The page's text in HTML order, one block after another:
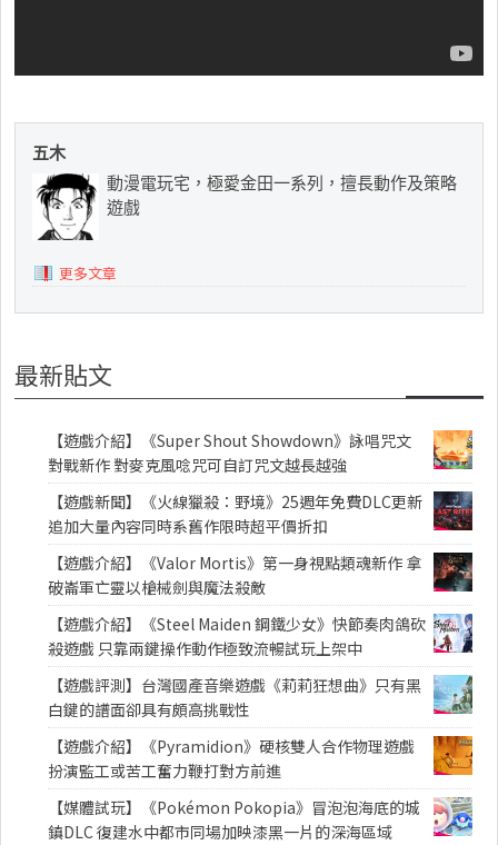
五木
動漫電玩宅，極愛金田一系列，擅長動作及策略
遊戲
更多文章
最新貼文
【遊戲介紹】《Super Shout Showdown》詠唱咒文
對戰新作 對麥克風唸咒可自訂咒文越長越強
【遊戲新聞】《火線獵殺：野境》25週年免費DLC更新
追加大量內容同時系舊作限時超平價折扣
【遊戲介紹】《Valor Mortis》第一身視點類魂新作 拿
破崙軍亡靈以槍械劍與魔法殺敵
【遊戲介紹】《Steel Maiden 鋼鐵少女》快節奏肉鴿砍
殺遊戲 只靠兩鍵操作動作極致流暢試玩上架中
【遊戲評測】台灣國產音樂遊戲《莉莉狂想曲》只有黑
白鍵的譜面卻具有頗高挑戰性
【遊戲介紹】《Pyramidion》硬核雙人合作物理遊戲
扮演監工或苦工奮力鞭打對方前進
【媒體試玩】《Pokémon Pokopia》冒泡泡海底的城
鎮DLC 復建水中都市同場加映漆黑一片的深海區域